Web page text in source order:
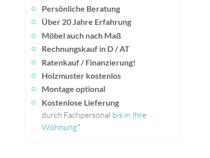
Persönliche Beratung
Über 20 Jahre Erfahrung
Möbel auch nach Maß
Rechnungskauf in D / AT
Ratenkauf / Finanzierung!
Holzmuster kostenlos
Montage optional
Kostenlose Lieferung
durch Fachpersonal bis in Ihre
Wohnung.*